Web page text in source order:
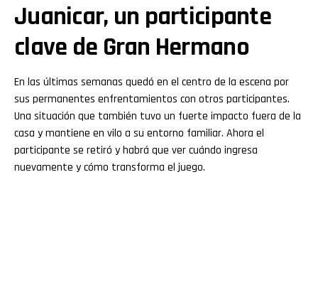
Juanicar, un participante
clave de Gran Hermano
En las últimas semanas quedó en el centro de la escena por
sus permanentes enfrentamientos con otros participantes.
Una situación que también tuvo un fuerte impacto fuera de la
casa y mantiene en vilo a su entorno familiar. Ahora el
participante se retiró y habrá que ver cuándo ingresa
nuevamente y cómo transforma el juego.